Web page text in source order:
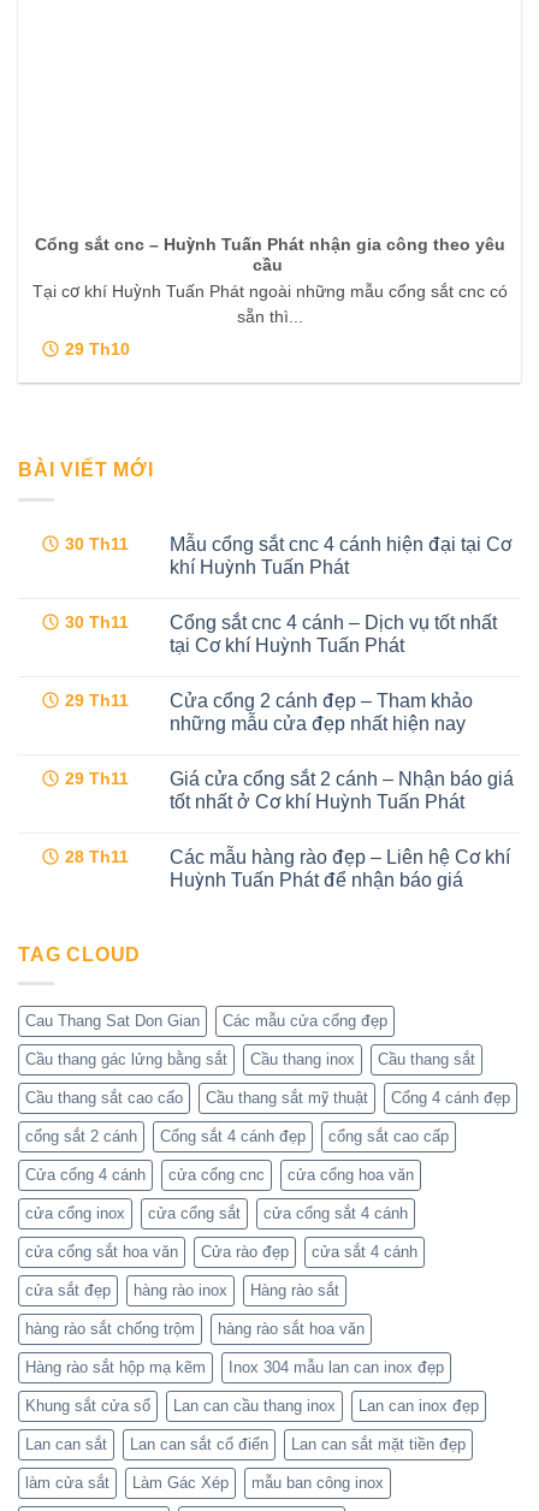
Cổng sắt cnc – Huỳnh Tuấn Phát nhận gia công theo yêu
cầu
Tại cơ khí Huỳnh Tuấn Phát ngoài những mẫu cổng sắt cnc có
sẵn thì...
29 Th10
BÀI VIẾT MỚI
30 Th11
Mẫu cổng sắt cnc 4 cánh hiện đại tại Cơ
khí Huỳnh Tuấn Phát
bình
luận
ở
sắt
cnc
4
đại
tại
Cơ
Tuấn
Phát
30 Th11
Cổng sắt cnc 4 cánh – Dịch vụ tốt nhất
tại Cơ khí Huỳnh Tuấn Phát
bình
luận
ở
cnc
4
cánh
vụ
tốt
nhất
29 Th11
Cửa cổng 2 cánh đẹp – Tham khảo
những mẫu cửa đẹp nhất hiện nay
bình
luận
ở
2
cánh
đẹp
nhất
hiện
nay
29 Th11
Giá cửa cổng sắt 2 cánh – Nhận báo giá
tốt nhất ở Cơ khí Huỳnh Tuấn Phát
bình
luận
ở
Nhận
báo
giá
tốt
nhất
ở
Cơ
khí
Huỳnh
Tuấn
Phát
28 Th11
Các mẫu hàng rào đẹp – Liên hệ Cơ khí
Huỳnh Tuấn Phát để nhận báo giá
hàng
rào
đẹp
–
Liên
hệ
Cơ
khí
Huỳnh
Tuấn
Phát
để
nhận
báo
giá
TAG CLOUD
Cau Thang Sat Don Gian Các mẫu cửa cổng đẹp
Cầu thang gác lửng bằng sắt Cầu thang inox Cầu thang sắt
Cầu thang sắt cao cấo Cầu thang sắt mỹ thuật Cổng 4 cánh đẹp
cổng sắt 2 cánh Cổng sắt 4 cánh đẹp cổng sắt cao cấp
Cửa cổng 4 cánh cửa cổng cnc cửa cổng hoa văn
cửa cổng inox cửa cổng sắt cửa cổng sắt 4 cánh
cửa cổng sắt hoa văn Cửa rào đẹp cửa sắt 4 cánh
cửa sắt đẹp hàng rào inox Hàng rào sắt
hàng rào sắt chống trộm hàng rào sắt hoa văn
Hàng rào sắt hộp mạ kẽm Inox 304 mẫu lan can inox đẹp
Khung sắt cửa sổ Lan can cầu thang inox Lan can inox đẹp
Lan can sắt Lan can sắt cổ điển Lan can sắt mặt tiền đẹp
làm cửa sắt Làm Gác Xép mẫu ban công inox